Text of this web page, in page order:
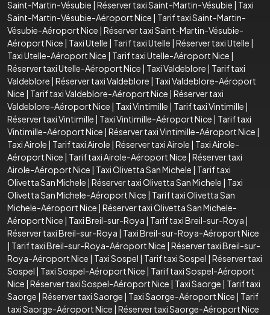
Saint-Martin-Vésubie | Réserver taxi Saint-Martin-Vésubie | Taxi
Saint-Martin-Vésubie-Aéroport Nice | Tarif taxi Saint-Martin-
Vésubie-Aéroport Nice | Réserver taxi Saint-Martin-Vésubie-
Aéroport Nice | Taxi Utelle | Tarif taxi Utelle | Réserver taxi Utelle |
Taxi Utelle-Aéroport Nice | Tarif taxi Utelle-Aéroport Nice |
Réserver taxi Utelle-Aéroport Nice | Taxi Valdeblore | Tarif taxi
Valdeblore | Réserver taxi Valdeblore | Taxi Valdeblore-Aéroport
Nice | Tarif taxi Valdeblore-Aéroport Nice | Réserver taxi
Valdeblore-Aéroport Nice | Taxi Vintimille | Tarif taxi Vintimille |
Réserver taxi Vintimille | Taxi Vintimille-Aéroport Nice | Tarif taxi
Vintimille-Aéroport Nice | Réserver taxi Vintimille-Aéroport Nice |
Taxi Airole | Tarif taxi Airole | Réserver taxi Airole | Taxi Airole-
Aéroport Nice | Tarif taxi Airole-Aéroport Nice | Réserver taxi
Airole-Aéroport Nice | Taxi Olivetta San Michele | Tarif taxi
Olivetta San Michele | Réserver taxi Olivetta San Michele | Taxi
Olivetta San Michele-Aéroport Nice | Tarif taxi Olivetta San
Michele-Aéroport Nice | Réserver taxi Olivetta San Michele-
Aéroport Nice | Taxi Breil-sur-Roya | Tarif taxi Breil-sur-Roya |
Réserver taxi Breil-sur-Roya | Taxi Breil-sur-Roya-Aéroport Nice
| Tarif taxi Breil-sur-Roya-Aéroport Nice | Réserver taxi Breil-sur-
Roya-Aéroport Nice | Taxi Sospel | Tarif taxi Sospel | Réserver taxi
Sospel | Taxi Sospel-Aéroport Nice | Tarif taxi Sospel-Aéroport
Nice | Réserver taxi Sospel-Aéroport Nice | Taxi Saorge | Tarif taxi
Saorge | Réserver taxi Saorge | Taxi Saorge-Aéroport Nice | Tarif
taxi Saorge-Aéroport Nice | Réserver taxi Saorge-Aéroport Nice